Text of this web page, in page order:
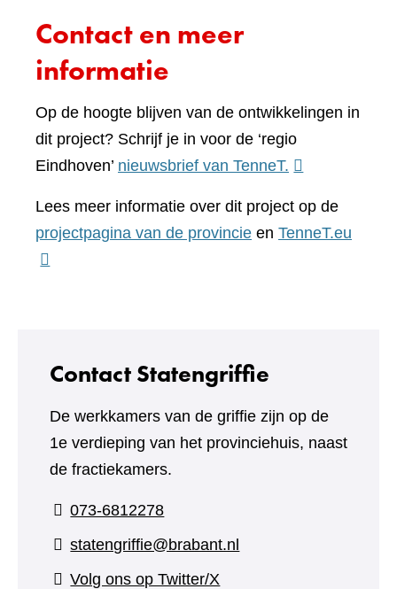
Contact en meer
informatie
Op de hoogte blijven van de ontwikkelingen in
dit project? Schrijf je in voor de ‘regio
Eindhoven’ nieuwsbrief van TenneT. (verwijst
een
andere
Lees meer informatie over dit project op de
projectpagina van de provincie en TenneT.eu
Contact Statengriffie
De werkkamers van de griffie zijn op de
1e verdieping van het provinciehuis, naast
de fractiekamers.
073-6812278
statengriffie@brabant.nl
Volg ons op Twitter/X